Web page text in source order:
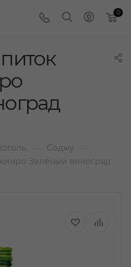
0
Соджу
Зелёный виноград